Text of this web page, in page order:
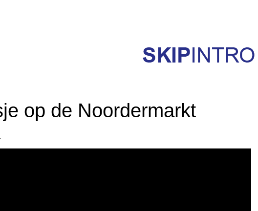
op de Noordermarkt